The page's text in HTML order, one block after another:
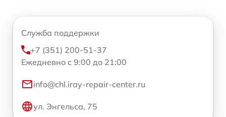
Служба поддержки
+7 (351) 200-51-37
Ежедневно с 9:00 до 21:00
info@chl.iray-repair-center.ru
ул. Энгельса, 75